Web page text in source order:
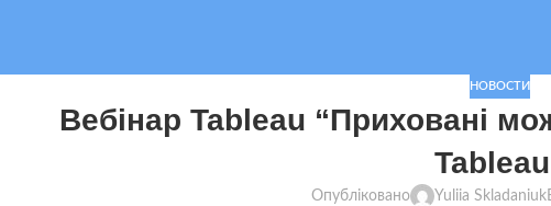
НОВОСТИ
Вебінар Tableau “Приховані
Опубліковано Yuliia Skladaniuk